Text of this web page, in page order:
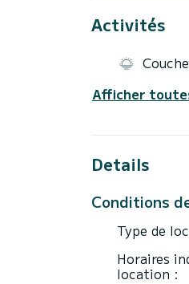
Activités
Afficher
Details
Conditions
Type de
Horaires
location :